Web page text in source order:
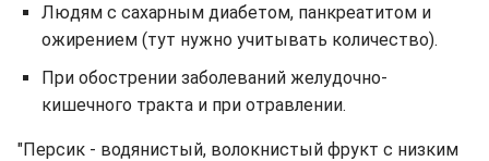
Людям с сахарным диабетом, панкреатитом и
ожирением (тут нужно учитывать количество).
При обострении заболеваний желудочно-
кишечного тракта и при отравлении.
"Персик - водянистый, волокнистый фрукт с низким